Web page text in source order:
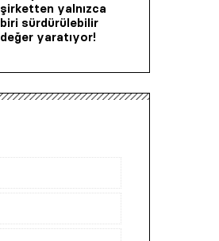
şirketten yalnızca
biri sürdürülebilir
değer yaratıyor!